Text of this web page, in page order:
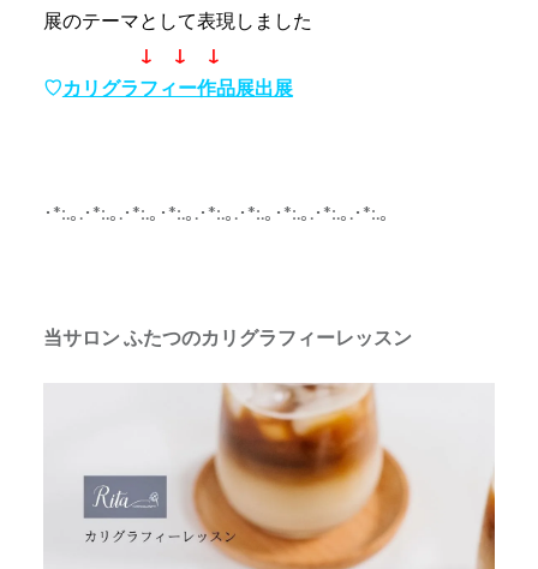
展のテーマとして表現しました
↓ ↓ ↓
♡カリグラフィー作品展出展
･*:.｡.･*:.｡.･*:.｡･*:.｡.･*:.｡.･*:.｡･*:.｡.･*:.｡.･*:.｡
当サロン ふたつのカリグラフィーレッスン